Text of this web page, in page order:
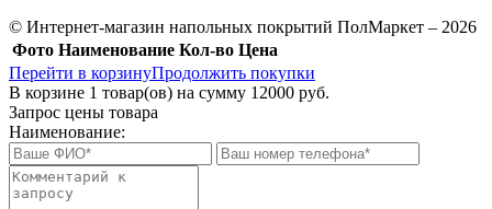
© Интернет-магазин напольных покрытий ПолМаркет – 2026
Фото Наименование Кол-во Цена
Перейти в корзинуПродолжить покупки
В корзине 1 товар(ов) на сумму 12000 руб.
Запрос цены товара
Наименование: